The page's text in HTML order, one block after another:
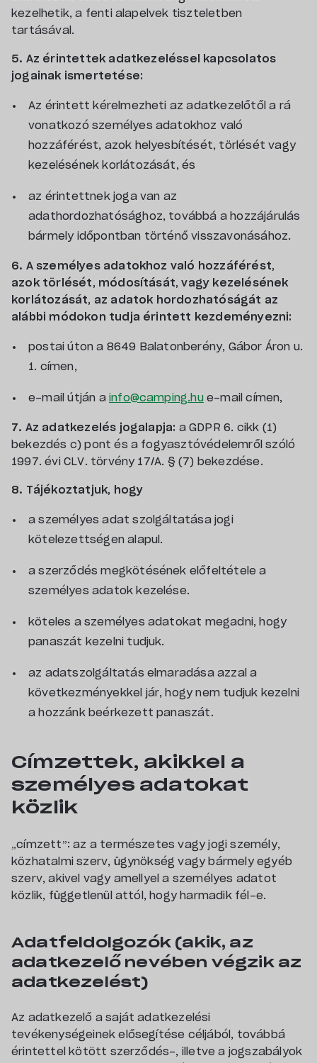
kezelhetik, a fenti alapelvek tiszteletben
tartásával.
5. Az érintettek adatkezeléssel kapcsolatos
jogainak ismertetése:
Az érintett kérelmezheti az adatkezelőtől a rá
vonatkozó személyes adatokhoz való
hozzáférést, azok helyesbítését, törlését vagy
kezelésének korlátozását, és
az érintettnek joga van az
adathordozhatósághoz, továbbá a hozzájárulás
bármely időpontban történő visszavonásához.
6. A személyes adatokhoz való hozzáférést,
azok törlését, módosítását, vagy kezelésének
korlátozását, az adatok hordozhatóságát az
alábbi módokon tudja érintett kezdeményezni:
postai úton a 8649 Balatonberény, Gábor Áron u.
1. címen,
e-mail útján a info@camping.hue-mail címen,
7. Az adatkezelés jogalapja: a GDPR 6. cikk (1)
bekezdés c) pont és a fogyasztóvédelemről szóló
1997. évi CLV. törvény 17/A. § (7) bekezdése.
8. Tájékoztatjuk, hogy
a személyes adat szolgáltatása jogi
kötelezettségen alapul.
a szerződés megkötésének előfeltétele a
személyes adatok kezelése.
köteles a személyes adatokat megadni, hogy
panaszát kezelni tudjuk.
az adatszolgáltatás elmaradása azzal a
következményekkel jár, hogy nem tudjuk kezelni
a hozzánk beérkezett panaszát.
Címzettek, akikkel a
személyes adatokat
közlik
„címzett”: az a természetes vagy jogi személy,
közhatalmi szerv, ügynökség vagy bármely egyéb
szerv, akivel vagy amellyel a személyes adatot
közlik, függetlenül attól, hogy harmadik fél-e.
Adatfeldolgozók (akik, az
adatkezelő nevében végzik az
adatkezelést)
Az adatkezelő a saját adatkezelési
tevékenységeinek elősegítése céljából, továbbá
érintettel kötött szerződés-, illetve a jogszabályok